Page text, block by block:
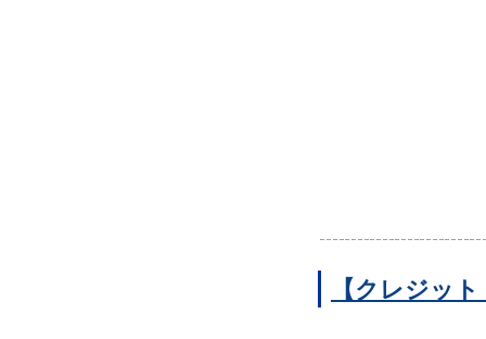
【クレジッ